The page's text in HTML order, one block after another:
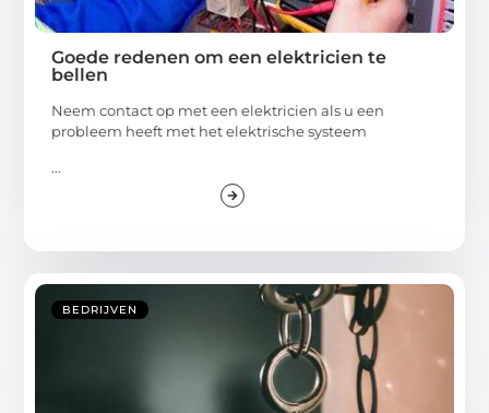
Goede redenen om een ​​elektricien te
bellen
Neem contact op met een elektricien als u een
probleem heeft met het elektrische systeem
...
BEDRIJVEN